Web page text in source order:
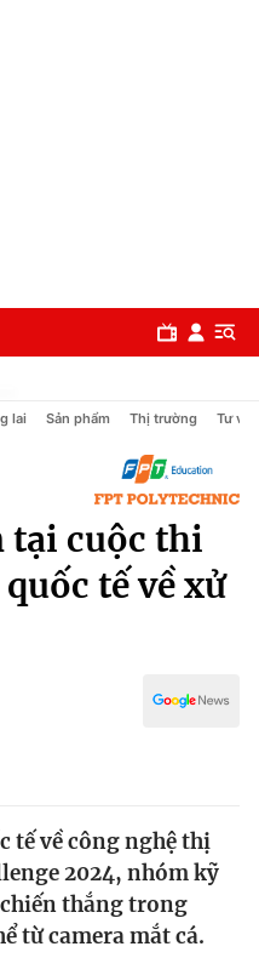
lai Sản phẩm Thị trường Tư vấn
tại cuộc thi
tế về xử
tế về công nghệ thị
2024, nhóm kỹ
thắng trong
từ camera mắt cá.